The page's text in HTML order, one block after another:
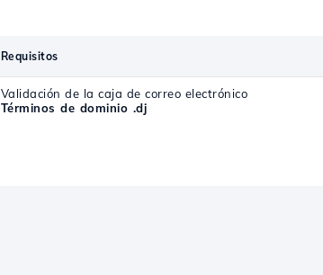
Requisitos
Validación de la caja de correo electrónico
Términos de dominio .dj